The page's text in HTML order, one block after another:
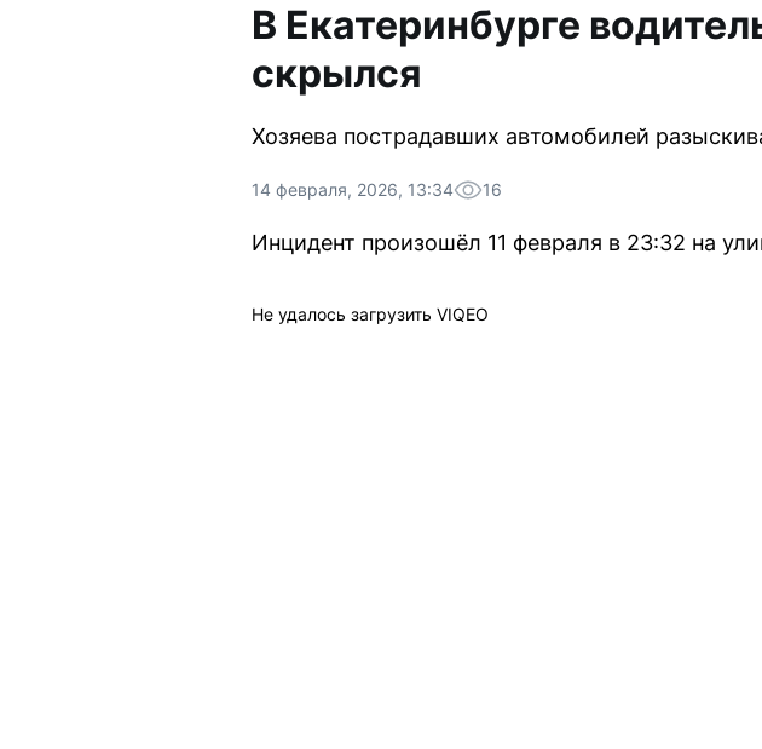
В Екатеринбурге
скрылся
Хозяева пострадавших автомобилей
14 февраля, 2026, 13:34 16
Инцидент произошёл 11 февраля в 23:32 на
Не удалось загрузить VIQEO